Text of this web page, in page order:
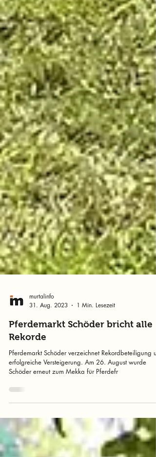
murtalinfo
31. Aug. 2023
1 Min. Lesezeit
Rekorde
erfolgreiche Versteigerung. Am 26. August wurde
Schöder erneut zum Mekka für Pferdefr